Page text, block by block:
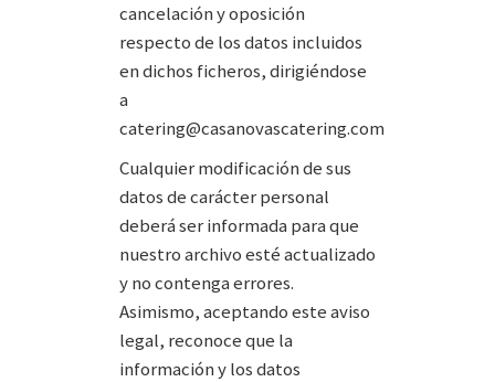
cancelación y oposición
respecto de los datos incluidos
en dichos ficheros, dirigiéndose
a
catering@casanovascatering.com
Cualquier modificación de sus
datos de carácter personal
deberá ser informada para que
nuestro archivo esté actualizado
y no contenga errores.
Asimismo, aceptando este aviso
legal, reconoce que la
información y los datos